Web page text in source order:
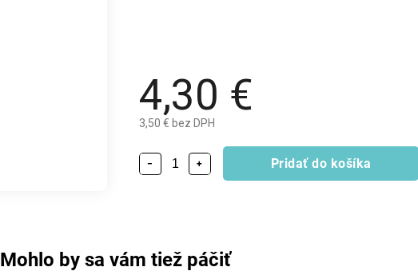
4,30 €
3,50 € bez DPH
+
− Pridať do košíka
Mohlo by sa vám tiež páčiť